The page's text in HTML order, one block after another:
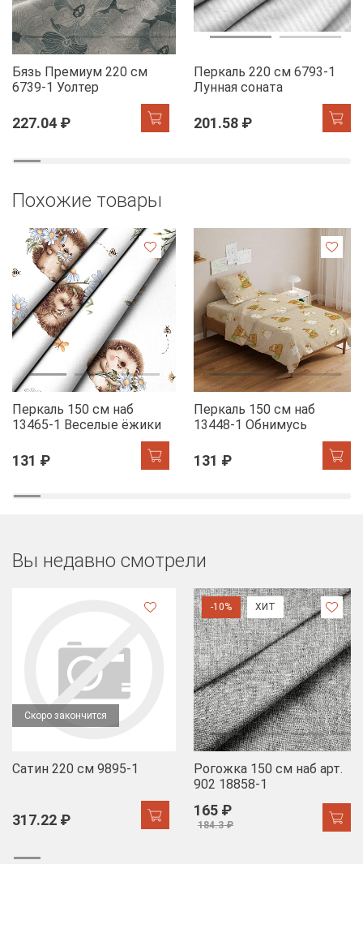
Бязь Премиум 220 см
6739-1 Уолтер
227.04 ₽
Перкаль 220 см 6793-1
Лунная соната
201.58 ₽
Похожие товары
Перкаль 150 см наб
13465-1 Веселые ёжики
131 ₽
Перкаль 150 см наб
13448-1 Обнимусь
131 ₽
Вы недавно смотрели
Скоро закончится
Сатин 220 см 9895-1
317.22 ₽
-10% ХИТ
Рогожка 150 см наб арт.
902 18858-1
165 ₽
184.3 ₽